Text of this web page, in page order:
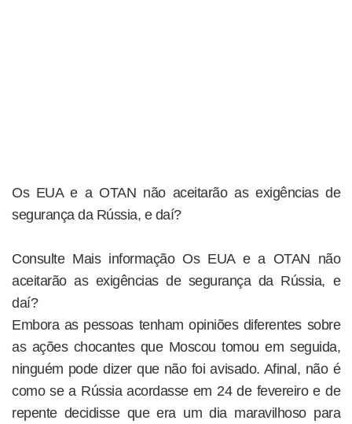
Os EUA e a OTAN não aceitarão as exigências de
segurança da Rússia, e daí?
Consulte Mais informação Os EUA e a OTAN não
aceitarão as exigências de segurança da Rússia, e
daí?
Embora as pessoas tenham opiniões diferentes sobre
as ações chocantes que Moscou tomou em seguida,
ninguém pode dizer que não foi avisado. Afinal, não é
como se a Rússia acordasse em 24 de fevereiro e de
repente decidisse que era um dia maravilhoso para